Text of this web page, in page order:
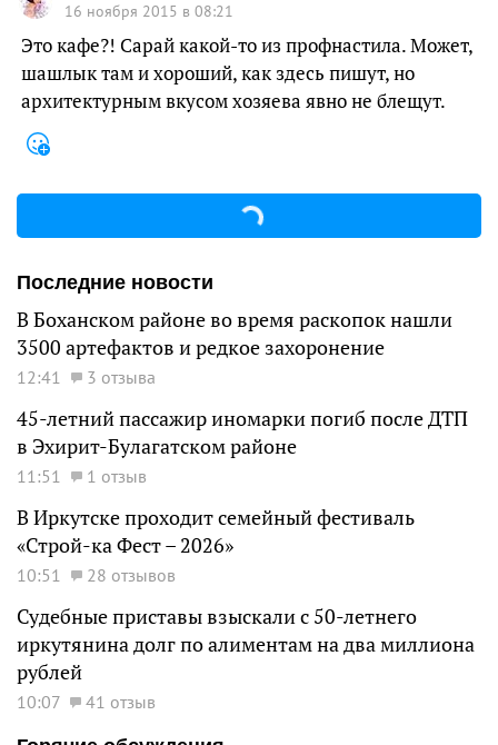
16 ноября 2015 в 08:21
Это кафе?! Сарай какой-то из профнастила. Может,
шашлык там и хороший, как здесь пишут, но
архитектурным вкусом хозяева явно не блещут.
Последние новости
В Боханском районе во время раскопок нашли
3500 артефактов и редкое захоронение
12:41 3 отзыва
45-летний пассажир иномарки погиб после ДТП
в Эхирит-Булагатском районе
11:51 1 отзыв
В Иркутске проходит семейный фестиваль
«Строй-ка Фест – 2026»
10:51 28 отзывов
Судебные приставы взыскали с 50-летнего
иркутянина долг по алиментам на два миллиона
рублей
10:07
41 отзыв